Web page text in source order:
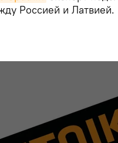
Россией и Латвией.